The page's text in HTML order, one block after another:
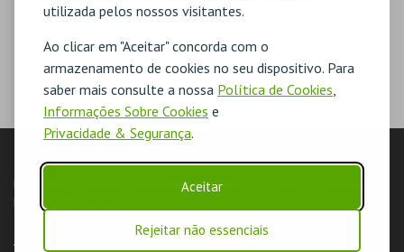
utilizada pelos nossos visitantes.
Ao clicar em "Aceitar" concorda com o
armazenamento de cookies no seu dispositivo. Para
saber mais consulte a nossa Política de Cookies
Informações Sobre Cookies e
Privacidade & Segurança.
Aceitar
Rejeitar não essenciais
LOJA
Pesquisar Carrinho de compras Eventos
Livro de Reclamações
AUTENTICAÇÃO